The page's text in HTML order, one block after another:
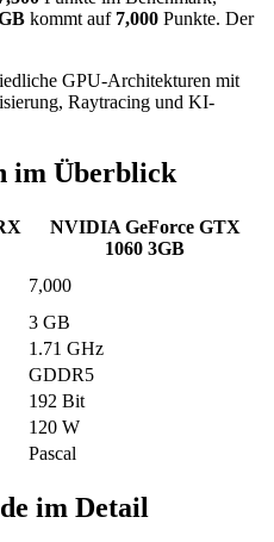
kommt auf 7,000 Punkte. Der
GPU-Architekturen mit
Raytracing und KI-
im Überblick
NVIDIA GeForce GTX
1060 3GB
7,000
3 GB
1.71 GHz
GDDR5
192 Bit
120 W
Pascal
im Detail